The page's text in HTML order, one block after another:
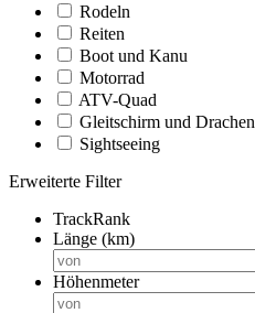
Rodeln
Reiten
Boot und Kanu
Motorrad
ATV-Quad
Gleitschirm und Drachen
Sightseeing
Erweiterte Filter
TrackRank
Länge (km)
Höhenmeter